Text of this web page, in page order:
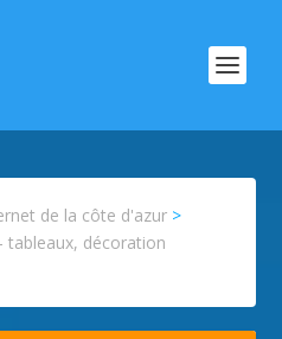
de la côte d'azur >
tableaux, décoration